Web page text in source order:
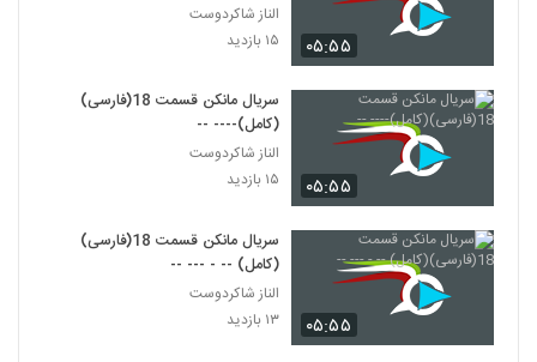
۰۵:۵۵
الناز شاکردوست
۱۵ بازدید
۰۵:۵۵
سریال مانکن قسمت 18(فارسی)
(کامل)---- --
الناز شاکردوست
۱۵ بازدید
۰۵:۵۵
سریال مانکن قسمت 18(فارسی)
(کامل) -- - --- --
الناز شاکردوست
۱۳ بازدید